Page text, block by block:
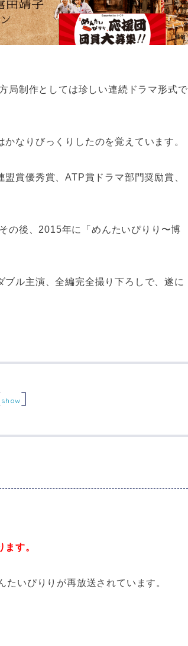
局制作としては珍しい連続ドラマ形式で
なりびっくりしたのを覚えています。
賞優秀賞、ATP賞ドラマ部門奨励賞、
の後、2015年に「めんたいぴりり〜博
ル主演、全編完全撮り下ろしで、遂に
show]
す。
いぴりりが再放送されています。